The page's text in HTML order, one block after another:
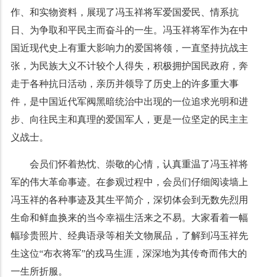
作、和实物资料，展现了冯玉祥将军爱国爱民、情系抗
日、为争取和平民主而奋斗的一生。冯玉祥将军作为在中
国近现代史上有重大影响力的爱国将领， 一直坚持抗战主
张，为民族大义不计较个人得失，积极拥护国民政府，奔
走于各种抗日活动， 亲历并领导了历史上的许多重大事
件，是中国近代军阀黑暗统治中出现的一位追求光明和进
步、向往民主和真理的爱国军人
，更是一位坚定的民主主
义战士。
会员们怀着热忱、崇敬的心情，认真重温了冯玉祥将
军的伟大革命事迹。在参观过程中，会员们仔细阅读墙上
冯玉祥的各种事迹及其生平简介，深切体会到 无数先烈用
生命和鲜血换来的当今幸福生活来之不易。大家看着一幅
幅珍贵照片、经典语录等相关文物展品，了解到冯玉祥先
生这位“布衣将军”的戎马生涯， 深深地为其传奇而伟大的
一生所折服 。